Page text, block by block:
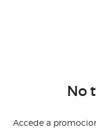
No
Accede a